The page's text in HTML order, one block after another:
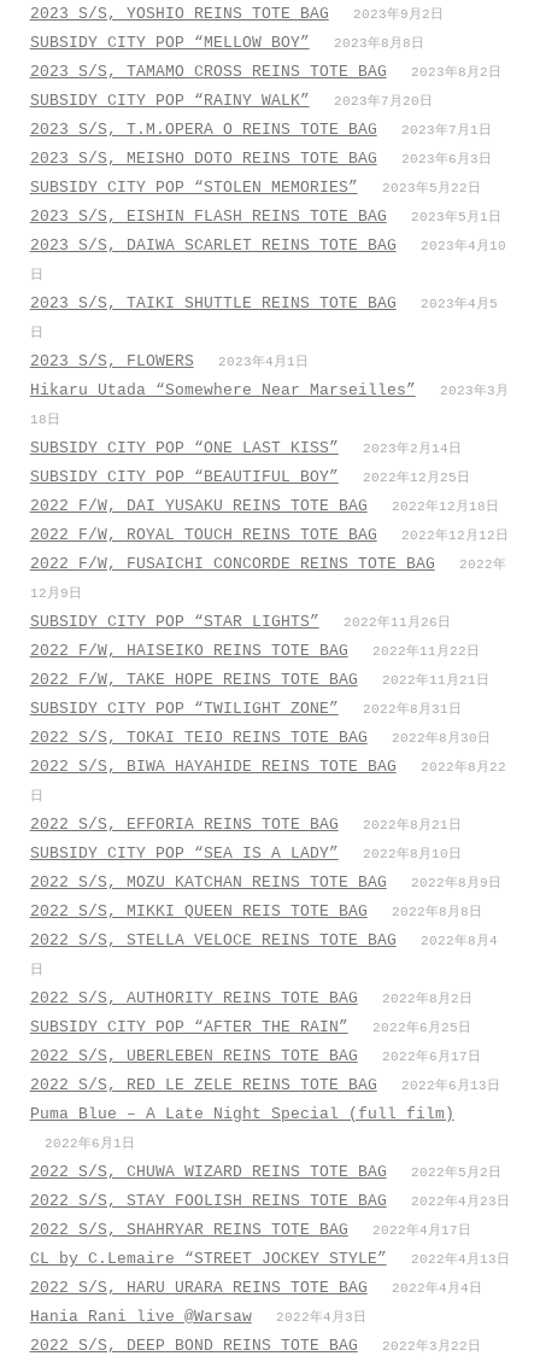
2023 S/S, YOSHIO REINS TOTE BAG 2023年9月2日
SUBSIDY CITY POP “MELLOW BOY” 2023年8月8日
2023 S/S, TAMAMO CROSS REINS TOTE BAG 2023年8月2日
SUBSIDY CITY POP “RAINY WALK” 2023年7月20日
2023 S/S, T.M.OPERA O REINS TOTE BAG 2023年7月1日
2023 S/S, MEISHO DOTO REINS TOTE BAG 2023年6月3日
SUBSIDY CITY POP “STOLEN MEMORIES” 2023年5月22日
2023 S/S, EISHIN FLASH REINS TOTE BAG 2023年5月1日
2023 S/S, DAIWA SCARLET REINS TOTE BAG
2023年4月10
日
2023 S/S, TAIKI SHUTTLE REINS TOTE BAG
2023年4月5
日
2023 S/S, FLOWERS 2023年4月1日
Hikaru Utada “Somewhere Near Marseilles”
2023年3月
18日
SUBSIDY CITY POP “ONE LAST KISS” 2023年2月14日
SUBSIDY CITY POP “BEAUTIFUL BOY” 2022年12月25日
2022 F/W, DAI YUSAKU REINS TOTE BAG 2022年12月18日
2022 F/W, ROYAL TOUCH REINS TOTE BAG 2022年12月12日
2022 F/W, FUSAICHI CONCORDE REINS TOTE BAG
2022年
12月9日
SUBSIDY CITY POP “STAR LIGHTS” 2022年11月26日
2022 F/W, HAISEIKO REINS TOTE BAG 2022年11月22日
2022 F/W, TAKE HOPE REINS TOTE BAG 2022年11月21日
SUBSIDY CITY POP “TWILIGHT ZONE” 2022年8月31日
2022 S/S, TOKAI TEIO REINS TOTE BAG 2022年8月30日
2022 S/S, BIWA HAYAHIDE REINS TOTE BAG
2022年8月22
日
2022 S/S, EFFORIA REINS TOTE BAG 2022年8月21日
SUBSIDY CITY POP “SEA IS A LADY” 2022年8月10日
2022 S/S, MOZU KATCHAN REINS TOTE BAG 2022年8月9日
2022 S/S, MIKKI QUEEN REIS TOTE BAG 2022年8月8日
2022 S/S, STELLA VELOCE REINS TOTE BAG
2022年8月4
日
2022 S/S, AUTHORITY REINS TOTE BAG 2022年8月2日
SUBSIDY CITY POP “AFTER THE RAIN” 2022年6月25日
2022 S/S, UBERLEBEN REINS TOTE BAG 2022年6月17日
2022 S/S, RED LE ZELE REINS TOTE BAG 2022年6月13日
Puma Blue – A Late Night Special (full film)
2022年6月1日
2022 S/S, CHUWA WIZARD REINS TOTE BAG 2022年5月2日
2022 S/S, STAY FOOLISH REINS TOTE BAG 2022年4月23日
2022 S/S, SHAHRYAR REINS TOTE BAG 2022年4月17日
CL by C.Lemaire “STREET JOCKEY STYLE” 2022年4月13日
2022 S/S, HARU URARA REINS TOTE BAG 2022年4月4日
Hania Rani live @Warsaw 2022年4月3日
2022 S/S, DEEP BOND REINS TOTE BAG 2022年3月22日